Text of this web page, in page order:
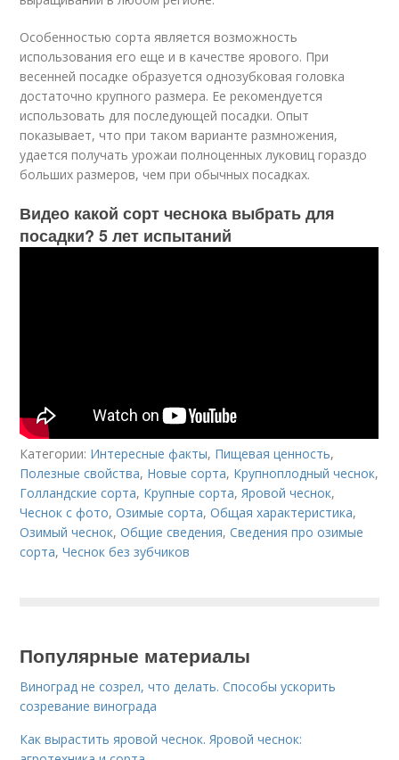
Особенностью сорта является возможность
использования его еще и в качестве ярового. При
весенней посадке образуется однозубковая головка
достаточно крупного размера. Ее рекомендуется
использовать для последующей посадки. Опыт
показывает, что при таком варианте размножения,
удается получать урожаи полноценных луковиц гораздо
больших размеров, чем при обычных посадках.
Видео какой сорт чеснока выбрать для
посадки? 5 лет испытаний
Категории: Интересные факты, Пищевая ценность,
Полезные свойства, Новые сорта, Крупноплодный чеснок,
Голландские сорта, Крупные сорта,Яровой чеснок,
Чеснок с фото,Озимые сорта,Общая характеристика,
Озимый чеснок,Общие сведения,Сведения про озимые
сорта,Чеснок без зубчиков
Популярные материалы
Виноград не созрел, что делать. Способы ускорить
созревание винограда
Как вырастить яровой чеснок. Яровой чеснок: